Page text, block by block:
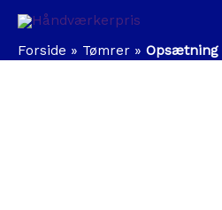
indholdet
Forside » Tømrer » Opsætning